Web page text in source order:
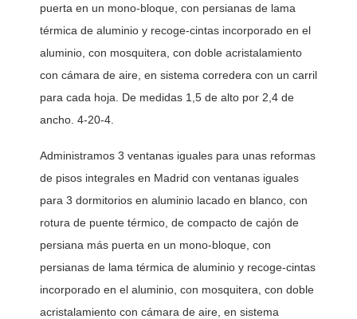
puerta en un mono-bloque, con persianas de lama
térmica de aluminio y recoge-cintas incorporado en el
aluminio, con mosquitera, con doble acristalamiento
con cámara de aire, en sistema corredera con un carril
para cada hoja. De medidas 1,5 de alto por 2,4 de
ancho. 4-20-4.
Administramos 3 ventanas iguales para unas reformas
de pisos integrales en Madrid con ventanas iguales
para 3 dormitorios en aluminio lacado en blanco, con
rotura de puente térmico, de compacto de cajón de
persiana más puerta en un mono-bloque, con
persianas de lama térmica de aluminio y recoge-cintas
incorporado en el aluminio, con mosquitera, con doble
acristalamiento con cámara de aire, en sistema